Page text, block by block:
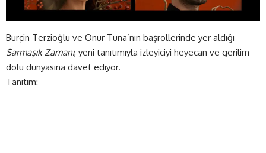
Burçin Terzioğlu ve Onur Tuna’nın başrollerinde yer aldığı
Sarmaşık Zamanı, yeni tanıtımıyla izleyiciyi heyecan ve gerilim
dolu dünyasına davet ediyor.
Tanıtım: